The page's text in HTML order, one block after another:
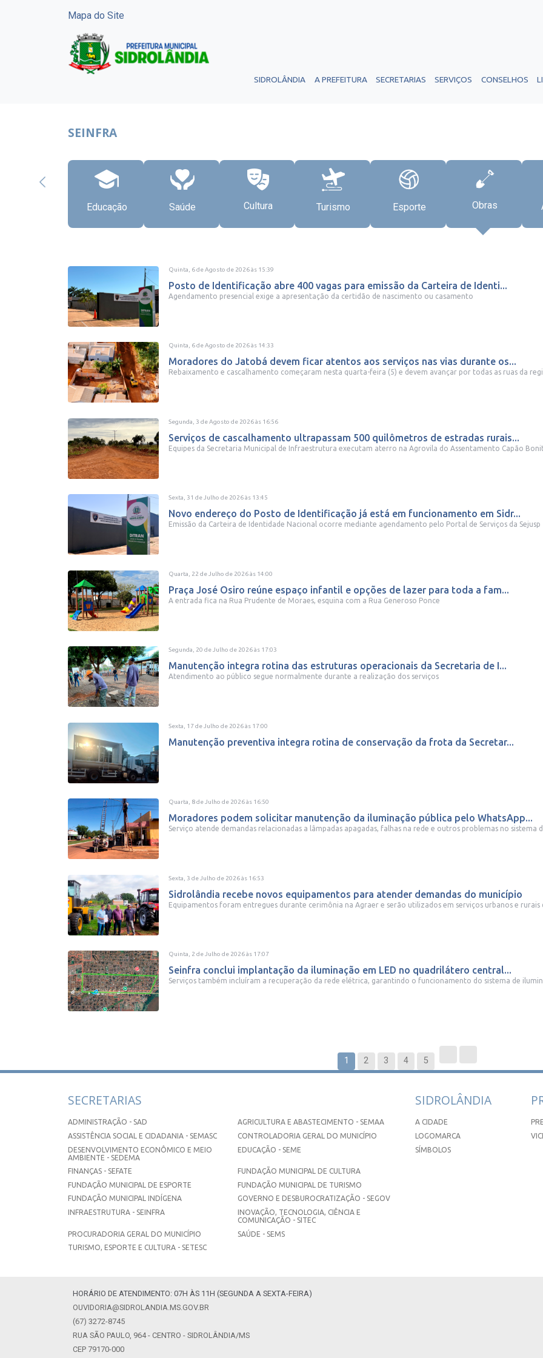
Mapa do Site
SIDROLÂNDIA A PREFEITURA SECRETARIAS SERVIÇOS CONSELHOS
SEINFRA
Educação Saúde Cultura Turismo Esporte Obras
Quinta, 6 de Agosto de 2026às 15:39
Posto de Identificação abre 400 vagas para emissão da Carteira de Identi...
Agendamento presencial exige a apresentação da certidão de nascimento ou casamento
Quinta, 6 de Agosto de 2026às 14:33
Moradores do Jatobá devem ficar atentos aos serviços nas vias durante os...
Rebaixamento e cascalhamento começaram nesta quarta-feira (5) e devem avançar por todas as ruas da
Segunda, 3 de Agosto de 2026às 16:56
Serviços de cascalhamento ultrapassam 500 quilômetros de estradas rurais...
Equipes da Secretaria Municipal de Infraestrutura executam aterro na Agrovila do Assentamento Capão
Sexta, 31 de Julho de 2026às 13:45
Novo endereço do Posto de Identificação já está em funcionamento em Sidr...
Emissão da Carteira de Identidade Nacional ocorre mediante agendamento pelo Portal de Serviços da Sejusp
Quarta, 22 de Julho de 2026às 14:00
Praça José Osiro reúne espaço infantil e opções de lazer para toda a fam...
A entrada fica na Rua Prudente de Moraes, esquina com a Rua Generoso Ponce
Segunda, 20 de Julho de 2026às 17:03
Manutenção integra rotina das estruturas operacionais da Secretaria de I...
Atendimento ao público segue normalmente durante a realização dos serviços
Sexta, 17 de Julho de 2026às 17:00
Manutenção preventiva integra rotina de conservação da frota da Secretar...
Quarta, 8 de Julho de 2026às 16:50
Moradores podem solicitar manutenção da iluminação pública pelo WhatsApp...
Serviço atende demandas relacionadas a lâmpadas apagadas, falhas na rede e outros problemas no sistema
Sexta, 3 de Julho de 2026às 16:53
Sidrolândia recebe novos equipamentos para atender demandas do município
Equipamentos foram entregues durante cerimônia na Agraer e serão utilizados em serviços urbanos e rurais
Quinta, 2 de Julho de 2026às 17:07
Seinfra conclui implantação da iluminação em LED no quadrilátero central...
Serviços também incluíram a recuperação da rede elétrica, garantindo o funcionamento do sistema de
1 2 3 4 5
SECRETARIAS
ADMINISTRAÇÃO - SAD
AGRICULTURA E ABASTECIMENTO - SEMAA
ASSISTÊNCIA SOCIAL E CIDADANIA - SEMASC
CONTROLADORIA GERAL DO MUNICÍPIO
DESENVOLVIMENTO ECONÔMICO E MEIO
AMBIENTE - SEDEMA
EDUCAÇÃO - SEME
FINANÇAS - SEFATE
FUNDAÇÃO MUNICIPAL DE CULTURA
FUNDAÇÃO MUNICIPAL DE ESPORTE
FUNDAÇÃO MUNICIPAL DE TURISMO
FUNDAÇÃO MUNICIPAL INDÍGENA
GOVERNO E DESBUROCRATIZAÇÃO - SEGOV
INFRAESTRUTURA - SEINFRA
INOVAÇÃO, TECNOLOGIA, CIÊNCIA E
COMUNICAÇÃO - SITEC
PROCURADORIA GERAL DO MUNICÍPIO
SAÚDE - SEMS
TURISMO, ESPORTE E CULTURA - SETESC
SIDROLÂNDIA
A CIDADE
LOGOMARCA
SÍMBOLOS
HORÁRIO DE ATENDIMENTO: 07H ÀS 11H (SEGUNDA A SEXTA-FEIRA)
OUVIDORIA@SIDROLANDIA.MS.GOV.BR
(67) 3272-8745
RUA SÃO PAULO, 964 - CENTRO - SIDROLÂNDIA/MS
CEP 79170-000